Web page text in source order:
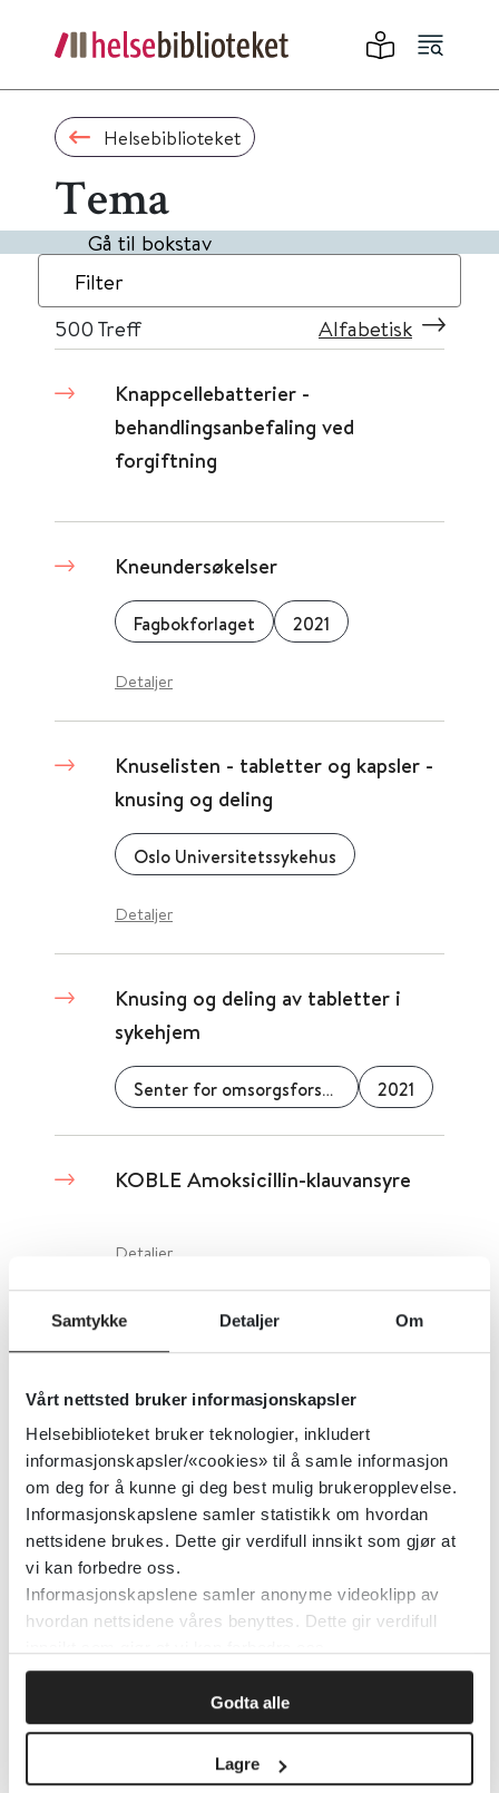
Samtykke Detaljer Om
Vårt nettsted bruker informasjonskapsler
Helsebiblioteket bruker teknologier, inkludert
informasjonskapsler/«cookies» til å samle informasjon
om deg for å kunne gi deg best mulig brukeropplevelse.
Informasjonskapslene samler statistikk om hvordan
nettsidene brukes. Dette gir verdifull innsikt som gjør at
vi kan forbedre oss.
Informasjonskapslene samler anonyme videoklipp av
hvordan nettsidene våres benyttes. Dette gir verdifull
Godta alle
Lagre
Helsebiblioteket
Tema
Gå til bokstav
Filter
500 Treff Alfabetisk
Knappcellebatterier -
behandlingsanbefaling ved
forgiftning
Kneundersøkelser
Fagbokforlaget 2021
Detaljer
Knuselisten - tabletter og kapsler -
knusing og deling
Oslo Universitetssykehus
Detaljer
Knusing og deling av tabletter i
sykehjem
Senter for omsorgsforskning 2021
KOBLE Amoksicillin-klauvansyre
Detaljer
KOBLE Cefaleksin
Detaljer
KOBLE Cetirizin
Detaljer
KOBLE Desloratadin
Detaljer